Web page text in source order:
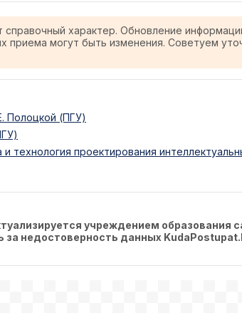
характер. Обновление
приема могут быть изменения. Советуем
Полоцкой (ПГУ)
технология проектирования
учреждением образования
за недостоверность данных